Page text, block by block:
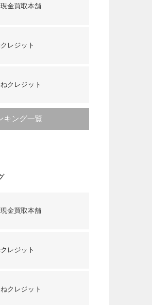
金買取本舗
レジット
クレジット
キング一覧
金買取本舗
レジット
クレジット